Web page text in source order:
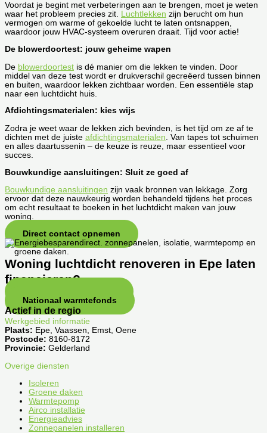
Voordat je begint met verbeteringen aan te brengen, moet je weten
waar het probleem precies zit. Luchtlekken zijn berucht om hun
vermogen om warme of gekoelde lucht te laten ontsnappen,
waardoor jouw HVAC-systeem overuren draait. Tijd voor actie!
De blowerdoortest: jouw geheime wapen
De blowerdoortest is dé manier om die lekken te vinden. Door
middel van deze test wordt er drukverschil gecreëerd tussen binnen
en buiten, waardoor lekken zichtbaar worden. Een essentiële stap
naar een luchtdicht huis.
Afdichtingsmaterialen: kies wijs
Zodra je weet waar de lekken zich bevinden, is het tijd om ze af te
dichten met de juiste afdichtingsmaterialen. Van tapes tot schuimen
en alles daartussenin – de keuze is reuze, maar essentieel voor
succes.
Bouwkundige aansluitingen: Sluit ze goed af
Bouwkundige aansluitingen zijn vaak bronnen van lekkage. Zorg
ervoor dat deze nauwkeurig worden behandeld tijdens het proces
om echt resultaat te boeken in het luchtdicht maken van jouw
woning.
Direct contact opnemen
Woning luchtdicht renoveren in Epe laten
financieren?
Nationaal warmtefonds
Actief in de regio
Werkgebied informatie
Plaats: Epe, Vaassen, Emst, Oene
Postcode: 8160-8172
Provincie: Gelderland
Overige diensten
Isoleren
Groene daken
Warmtepomp
Airco installatie
Energieadvies
Zonnepanelen installeren